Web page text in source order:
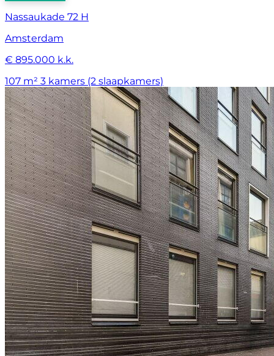
Nassaukade 72 H
Amsterdam
€ 895.000 k.k.
107 m² 3 kamers (2 slaapkamers)